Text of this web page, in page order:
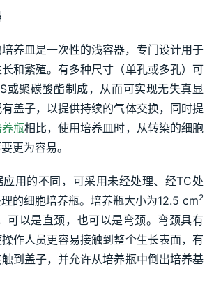
养皿是一次性的浅容器，专门设计用于
和繁殖。有多种尺寸（单孔或多孔）可
或聚碳酸酯制成，从而可实现无失真显
盖子，以提供持续的气体交换，同时提
瓶相比，使用培养皿时，从转染的细胞
更为容易。
应用的不同，可采用未经处理、经TC处
的细胞培养瓶。培养瓶大小为12.5 cm2
可以是直颈，也可以是弯颈。弯颈具有
作人员更容易接触到整个生长表面，有
到盖子，并允许从培养瓶中倒出培养基